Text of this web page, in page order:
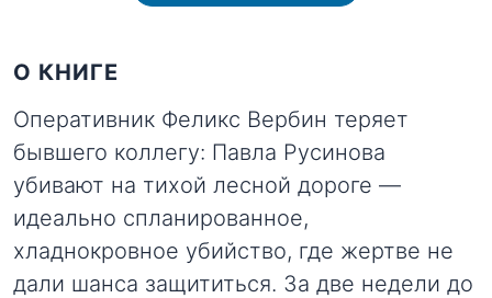
О КНИГЕ
Оперативник Феликс Вербин теряет
бывшего коллегу: Павла Русинова
убивают на тихой лесной дороге —
идеально спланированное,
хладнокровное убийство, где жертве не
дали шанса защититься. За две недели до